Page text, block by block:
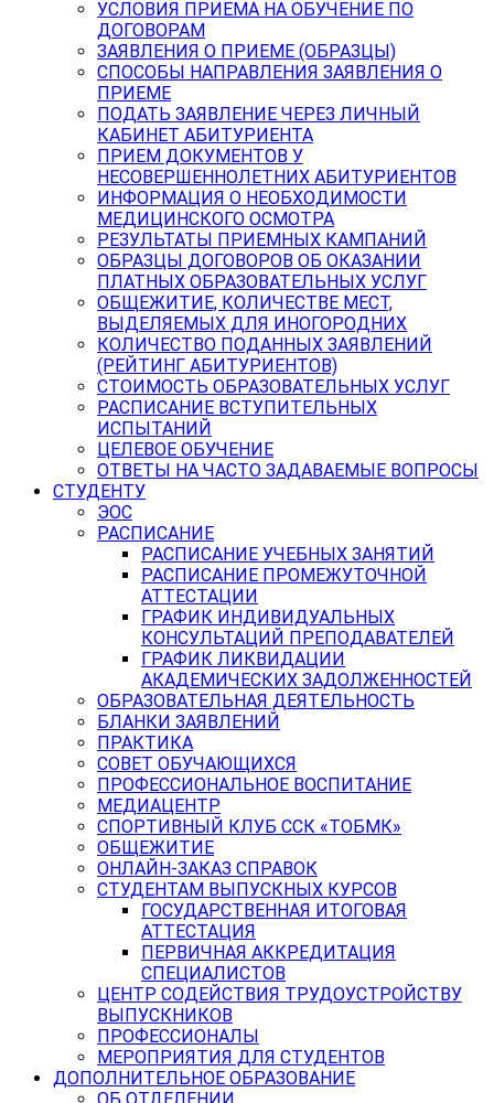
УСЛОВИЯ ПРИЕМА НА ОБУЧЕНИЕ ПО
ДОГОВОРАМ
ЗАЯВЛЕНИЯ О ПРИЕМЕ (ОБРАЗЦЫ)
СПОСОБЫ НАПРАВЛЕНИЯ ЗАЯВЛЕНИЯ О
ПРИЕМЕ
ПОДАТЬ ЗАЯВЛЕНИЕ ЧЕРЕЗ ЛИЧНЫЙ
КАБИНЕТ АБИТУРИЕНТА
ПРИЕМ ДОКУМЕНТОВ У
НЕСОВЕРШЕННОЛЕТНИХ АБИТУРИЕНТОВ
ИНФОРМАЦИЯ О НЕОБХОДИМОСТИ
МЕДИЦИНСКОГО ОСМОТРА
РЕЗУЛЬТАТЫ ПРИЕМНЫХ КАМПАНИЙ
ОБРАЗЦЫ ДОГОВОРОВ ОБ ОКАЗАНИИ
ПЛАТНЫХ ОБРАЗОВАТЕЛЬНЫХ УСЛУГ
ОБЩЕЖИТИЕ, КОЛИЧЕСТВЕ МЕСТ,
ВЫДЕЛЯЕМЫХ ДЛЯ ИНОГОРОДНИХ
КОЛИЧЕСТВО ПОДАННЫХ ЗАЯВЛЕНИЙ
(РЕЙТИНГ АБИТУРИЕНТОВ)
СТОИМОСТЬ ОБРАЗОВАТЕЛЬНЫХ УСЛУГ
РАСПИСАНИЕ ВСТУПИТЕЛЬНЫХ
ИСПЫТАНИЙ
ЦЕЛЕВОЕ ОБУЧЕНИЕ
ОТВЕТЫ НА ЧАСТО ЗАДАВАЕМЫЕ ВОПРОСЫ
СТУДЕНТУ
ЭОС
РАСПИСАНИЕ
РАСПИСАНИЕ УЧЕБНЫХ ЗАНЯТИЙ
РАСПИСАНИЕ ПРОМЕЖУТОЧНОЙ
АТТЕСТАЦИИ
ГРАФИК ИНДИВИДУАЛЬНЫХ
КОНСУЛЬТАЦИЙ ПРЕПОДАВАТЕЛЕЙ
ГРАФИК ЛИКВИДАЦИИ
АКАДЕМИЧЕСКИХ ЗАДОЛЖЕННОСТЕЙ
ОБРАЗОВАТЕЛЬНАЯ ДЕЯТЕЛЬНОСТЬ
БЛАНКИ ЗАЯВЛЕНИЙ
ПРАКТИКА
СОВЕТ ОБУЧАЮЩИХСЯ
ПРОФЕССИОНАЛЬНОЕ ВОСПИТАНИЕ
МЕДИАЦЕНТР
СПОРТИВНЫЙ КЛУБ ССК «ТОБМК»
ОБЩЕЖИТИЕ
ОНЛАЙН-ЗАКАЗ СПРАВОК
СТУДЕНТАМ ВЫПУСКНЫХ КУРСОВ
ГОСУДАРСТВЕННАЯ ИТОГОВАЯ
АТТЕСТАЦИЯ
ПЕРВИЧНАЯ АККРЕДИТАЦИЯ
СПЕЦИАЛИСТОВ
ЦЕНТР СОДЕЙСТВИЯ ТРУДОУСТРОЙСТВУ
ВЫПУСКНИКОВ
ПРОФЕССИОНАЛЫ
МЕРОПРИЯТИЯ ДЛЯ СТУДЕНТОВ
ДОПОЛНИТЕЛЬНОЕ ОБРАЗОВАНИЕ